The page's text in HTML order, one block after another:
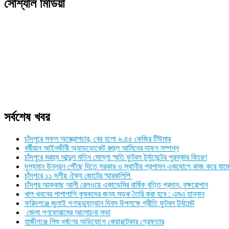
সোশ্যাল মিডিয়া
সর্বশেষ খবর
চাঁদপুরে সফল অস্ত্রোপচার, বের হলো ৬.৪৫ কেজির টিউমার
বর্ষীয়ান আইনজীবী অ্যাডভোকেট রুহুল আমিনের দাফন সম্পন্ন
চাঁদপুরে মরহুম আব্দুল মতিন মোল্লা স্মৃতি ফুটবল টুর্নামেন্টের পুরস্কার বিতরণ
দৃশ্যমান উন্নয়ন পৌঁছে দিতে সরকার ও স্থানীয় প্রশাসন একযোগে কাজ করে
চাঁদপুরে ১১ দলীয় ঐক্য জোটের স্মারকলিপি
চাঁদপুর আক্কাছ আলী রেলওয়ে একাডেমির বার্ষিক বৃত্তি প্রদান, বৃক্ষরোপান
খাল খননের পাশাপাশি কৃষকদের জন্য সড়ক তৈরি করা হবে : এমএ হান্নান
ফরিদগঞ্জে জুলাই গণঅভ্যুত্থান দিবস উপলক্ষে প্রীতি ফুটবল টুর্নামেন্ট
জেলা গণফোরামের আলোচনা সভা
হাজীগঞ্জে শিশু ধর্ষণের অভিযোগে কেয়ারটেকার গ্রেফতার